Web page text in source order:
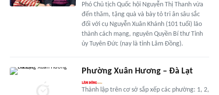
Phó Chủ tịch Quốc hội Nguyễn Thị Thanh vừa
đến thăm, tặng quà và bày tỏ tri ân sâu sắc
đối với cụ Nguyễn Xuân Khánh (101 tuổi) lão
thành cách mạng, nguyên Quyền Bí thư Tỉnh
ủy Tuyên Đức (nay là tỉnh Lâm Đồng).
Phường Xuân Hương – Đà Lạt
Thành lập trên cơ sở sắp xếp các phường: 1, 2,